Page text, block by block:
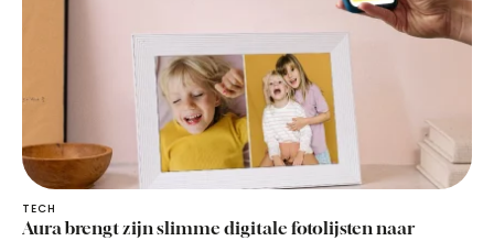
TECH
Aura brengt zijn slimme digitale fotolijsten naar